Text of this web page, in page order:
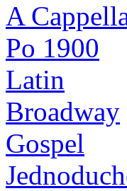
A
Po 1900
Latin
Broadway
Gospel